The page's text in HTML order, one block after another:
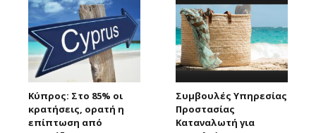
Κύπρος: Στο 85% οι
κρατήσεις, ορατή η
επίπτωση από
Συμβουλές Υπηρεσίας
Προστασίας
Καταναλωτή για